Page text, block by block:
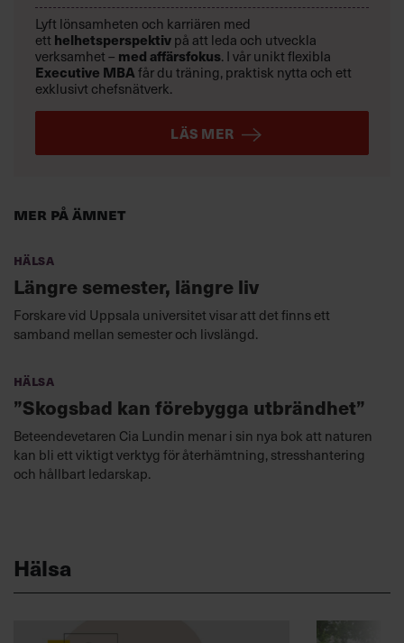
Mer på ämnet
Hälsa
Längre semester, längre liv
Forskare vid Uppsala universitet visar att det finns ett
samband mellan semester och livslängd.
Hälsa
”Skogsbad kan förebygga utbrändhet”
Beteendevetaren Cia Lundin menar i sin nya bok att naturen
kan bli ett viktigt verktyg för återhämtning, stresshantering
och hållbart ledarskap.
Lyft lönsamheten och karriären med
ett helhetsperspektiv på att leda och utveckla
verksamhet – med affärsfokus. I vår unikt flexibla
Executive MBAfår du träning, praktisk nytta och ett
exklusivt chefsnätverk.
LÄS MER
Hälsa